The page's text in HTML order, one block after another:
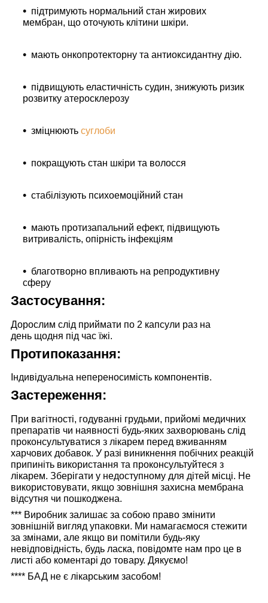
підтримують нормальний стан жирових
мембран, що оточують клітини шкіри.
мають онкопротекторну та антиоксидантну дію.
підвищують еластичність судин, знижують ризик
розвитку атеросклерозу
зміцнюють суглоби
покращують стан шкіри та волосся
стабілізують психоемоційний стан
мають протизапальний ефект, підвищують
витривалість, опірність інфекціям
благотворно впливають на репродуктивну
сферу
Застосування:
Дорослим слід приймати по 2 капсули раз на
день щодня під час їжі.
Протипоказання:
Індивідуальна непереносимість компонентів.
Застереження:
При вагітності, годуванні грудьми, прийомі медичних
препаратів чи наявності будь-яких захворювань слід
проконсультуватися з лікарем перед вживанням
харчових добавок. У разі виникнення побічних реакцій
припиніть використання та проконсультуйтеся з
лікарем. Зберігати у недоступному для дітей місці. Не
використовувати, якщо зовнішня захисна мембрана
відсутня чи пошкоджена.
*** Виробник залишає за собою право змінити
зовнішній вигляд упаковки. Ми намагаємося стежити
за змінами, але якщо ви помітили будь-яку
невідповідність, будь ласка, повідомте нам про це в
листі або коментарі до товару. Дякуємо!
**** БАД не є лікарським засобом!